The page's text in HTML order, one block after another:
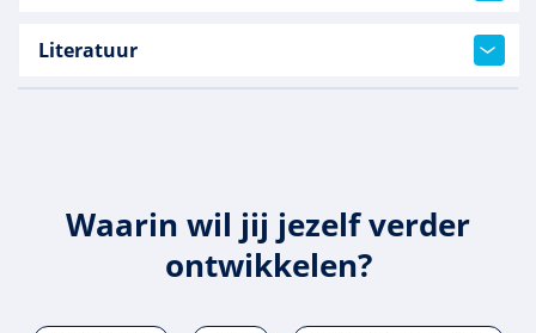
Literatuur
Waarin wil jij jezelf verder
ontwikkelen?